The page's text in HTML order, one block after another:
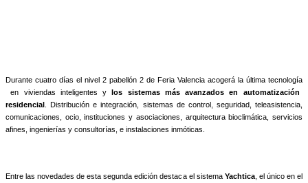
Durante cuatro días el nivel 2 pabellón 2 de Feria Valencia acogerá la última tecnología
en viviendas inteligentes
ylos sistemas más avanzados en automatización
residencial . Distribución e integración, sistemas de control, seguridad, teleasistencia,
comunicaciones, ocio, instituciones y asociaciones, arquitectura bioclimática, servicios
afines, ingenierías y consultorías, e instalaciones inmóticas.
Entre las novedades de esta segunda edición destaca el sistema Yachtica, el único en el